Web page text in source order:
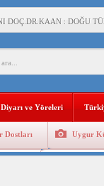
DOÇ.DR.KAAN : DOĞU
: ÇİN İŞGALİNDEKİ
: 05.07.2009
TRABZON
: TEMMUZ AYI,DOĞU
ve Yöreleri
Dostları Uygur